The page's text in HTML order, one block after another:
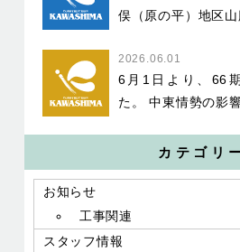
俣（原の平）地区
2026.06.01
6月1日より、66
た。 中東情勢の影
カテゴリ
お知らせ
工事関連
スタッフ情報